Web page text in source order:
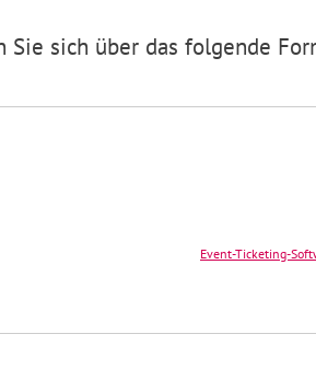
sich über das folgende
Event-Ticketing-